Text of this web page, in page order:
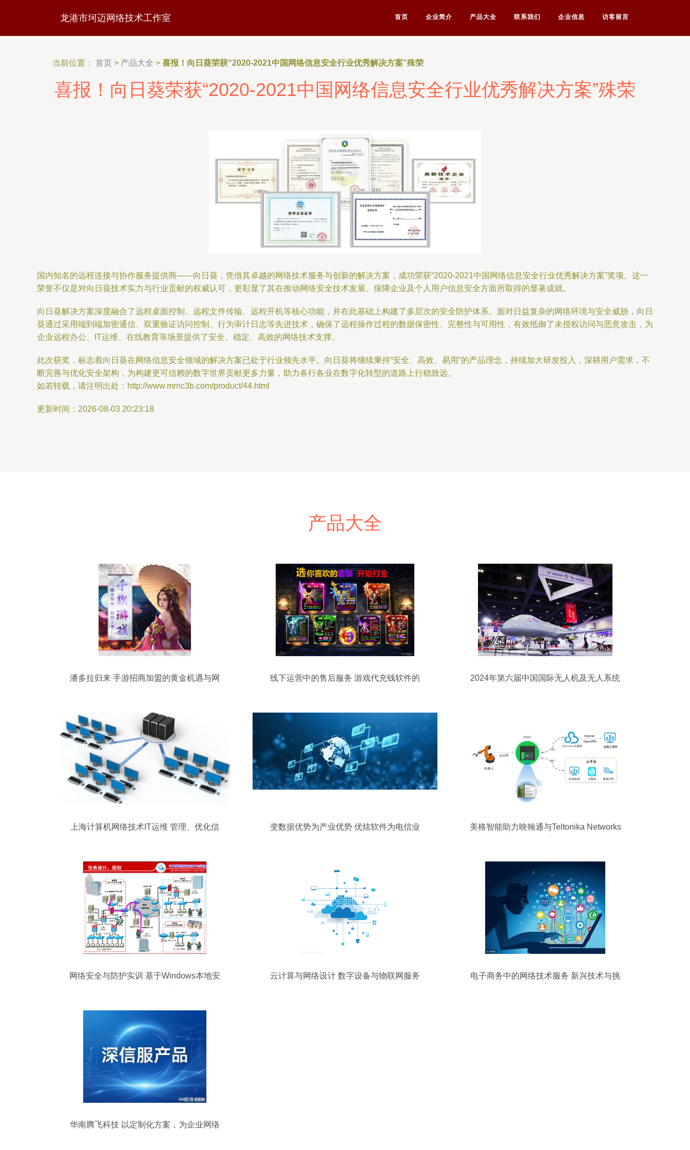
龙港市坷迈网络技术工作室 首页 企业简介 产品大全 联系我们 企业信息 访客留言
当前位置： 首页 > 产品大全 > 喜报！向日葵荣获“2020-2021中国网络信息安全行业优秀解决方案”殊荣
喜报！向日葵荣获“2020-2021中国网络信息安全行业优秀解决方案”殊荣
国内知名的远程连接与协作服务提供商——向日葵，凭借其卓越的网络技术服务与创新的解决方案，成功荣获“2020-2021中国网络信息安全行业优秀解决方案”奖项。这一
荣誉不仅是对向日葵技术实力与行业贡献的权威认可，更彰显了其在推动网络安全技术发展、保障企业及个人用户信息安全方面所取得的显著成就。
向日葵解决方案深度融合了远程桌面控制、远程文件传输、远程开机等核心功能，并在此基础上构建了多层次的安全防护体系。面对日益复杂的网络环境与安全威胁，向日
葵通过采用端到端加密通信、双重验证访问控制、行为审计日志等先进技术，确保了远程操作过程的数据保密性、完整性与可用性，有效抵御了未授权访问与恶意攻击，为
企业远程办公、IT运维、在线教育等场景提供了安全、稳定、高效的网络技术支撑。
此次获奖，标志着向日葵在网络信息安全领域的解决方案已处于行业领先水平。向日葵将继续秉持“安全、高效、易用”的产品理念，持续加大研发投入，深耕用户需求，不
断完善与优化安全架构，为构建更可信赖的数字世界贡献更多力量，助力各行各业在数字化转型的道路上行稳致远。
如若转载，请注明出处：http://www.mrnc3b.com/product/44.html
更新时间：2026-08-03 20:23:18
产品大全
潘多拉归来 手游招商加盟的黄金机遇与网
线下运营中的售后服务 游戏代充钱软件的
2024年第六届中国国际无人机及无人系统
上海计算机网络技术IT运维 管理、优化信
变数据优势为产业优势 优炫软件为电信业
美格智能助力映翰通与Teltonika Networks
网络安全与防护实训 基于Windows本地安
云计算与网络设计 数字设备与物联网服务
电子商务中的网络技术服务 新兴技术与挑
华南腾飞科技 以定制化方案，为企业网络